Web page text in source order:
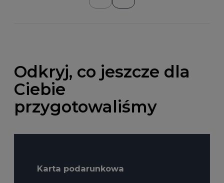
Odkryj, co jeszcze dla
Ciebie
przygotowaliśmy
Karta podarunkowa